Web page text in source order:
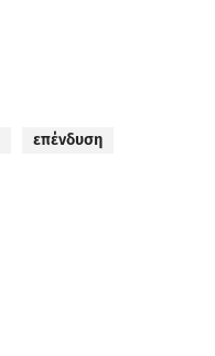
επένδυση